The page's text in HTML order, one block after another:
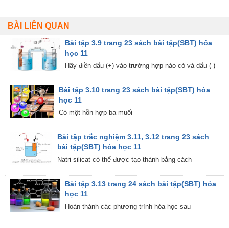
BÀI LIÊN QUAN
Bài tập 3.9 trang 23 sách bài tập(SBT) hóa
học 11
Hãy điền dấu (+) vào trường hợp nào có và dấu (-)
Bài tập 3.10 trang 23 sách bài tập(SBT) hóa
học 11
Có một hỗn hợp ba muối
Bài tập trắc nghiệm 3.11, 3.12 trang 23 sách
bài tập(SBT) hóa học 11
Natri silicat có thể được tạo thành bằng cách
Bài tập 3.13 trang 24 sách bài tập(SBT) hóa
học 11
Hoàn thành các phương trình hóa học sau